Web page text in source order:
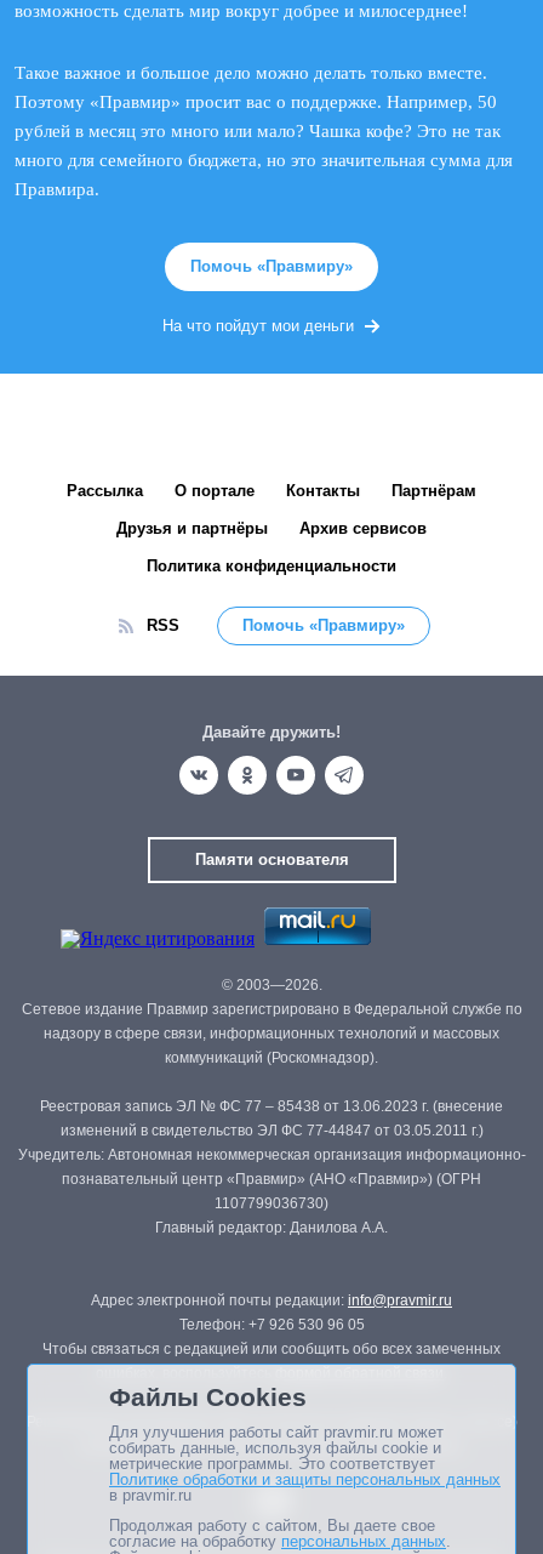
возможность сделать мир вокруг добрее и милосерднее!
Такое важное и большое дело можно делать только вместе.
Поэтому «Правмир» просит вас о поддержке. Например, 50
рублей в месяц это много или мало? Чашка кофе? Это не так
много для семейного бюджета, но это значительная сумма для
Правмира.
Помочь «Правмиру»
На что пойдут мои деньги
Рассылка О портале Контакты Партнёрам
Друзья и партнёры Архив сервисов
Политика конфиденциальности
RSS Помочь «Правмиру»
Давайте дружить!
Памяти основателя
© 2003—2026.
Сетевое издание Правмир зарегистрировано в Федеральной службе по
надзору в сфере связи, информационных технологий и массовых
коммуникаций (Роскомнадзор).
Реестровая запись ЭЛ № ФС 77 – 85438 от 13.06.2023 г. (внесение
изменений в свидетельство ЭЛ ФС 77-44847 от 03.05.2011 г.)
Учредитель: Автономная некоммерческая организация информационно-
познавательный центр «Правмир» (АНО «Правмир») (ОГРН
1107799036730)
Главный редактор: Данилова А.А.
Адрес электронной почты редакции: info@pravmir.ru
Телефон: +7 926 530 96 05
Чтобы связаться с редакцией или сообщить обо всех замеченных
Републикация материалов сайта в печатных изданиях (книгах, прессе)
возможна только с письменного разрешения редакции.
Файлы Cookies
Для улучшения работы сайт pravmir.ru может
собирать данные, используя файлы cookie и
метрические программы. Это соответствует
Политике обработки и защиты персональных данных
в pravmir.ru
Продолжая работу с сайтом, Вы даете свое
согласие на обработку персональных данных.